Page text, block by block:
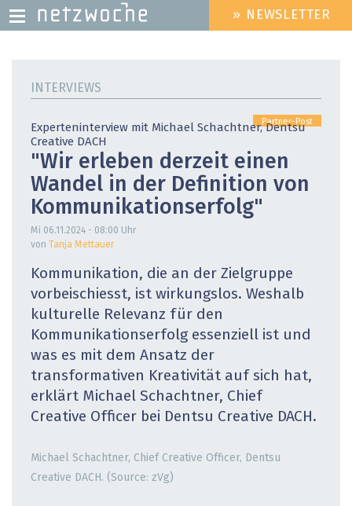
Inhalt
HEADER
MENU
» NEWSLETTER
INTERVIEWS
Partner-Post
Experteninterview mit Michael Schachtner, Dentsu
Creative DACH
"Wir erleben derzeit einen
Wandel in der Definition von
Kommunikationserfolg"
Mi 06.11.2024 - 08:00 Uhr
von
Tanja Mettauer
Kommunikation, die an der Zielgruppe
vorbeischiesst, ist wirkungslos. Weshalb
kulturelle Relevanz für den
Kommunikationserfolg essenziell ist und
was es mit dem Ansatz der
transformativen Kreativität auf sich hat,
erklärt Michael Schachtner, Chief
Creative Officer bei Dentsu Creative DACH.
Michael Schachtner, Chief Creative Officer, Dentsu
Creative DACH. (Source: zVg)